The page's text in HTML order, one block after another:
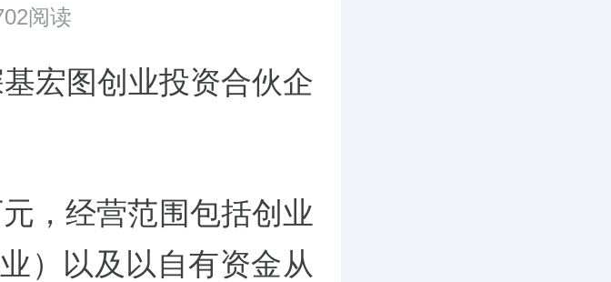
阅读
宏图创业投资合伙企
，经营范围包括创业
）以及以自有资金从